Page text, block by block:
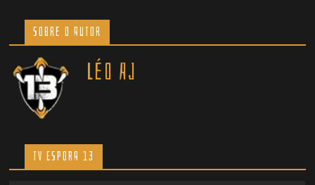
Sobre o Autor
Léo AJ
TV ESPORA 13